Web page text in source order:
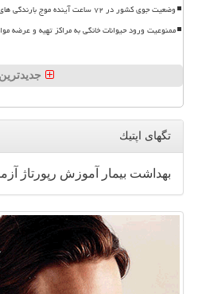
وضعیت جوی کشور در ۷۲ ساعت آینده موج بارندگی های تابستانه در راه ۱۱ استان
ممنوعیت ورود حیوانات خانگی به مراکز تهیه و عرضه
تگهای اپتیك
بهداشت بیمار آموزش رپورتاژ